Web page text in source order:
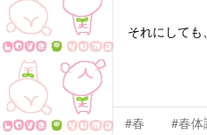
それにしても
#春 #春体